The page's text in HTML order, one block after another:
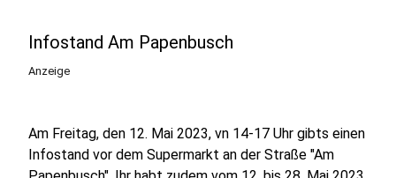
Infostand Am Papenbusch
Anzeige
Am Freitag, den 12. Mai 2023, vn 14-17 Uhr gibts einen
Infostand vor dem Supermarkt an der Straße "Am